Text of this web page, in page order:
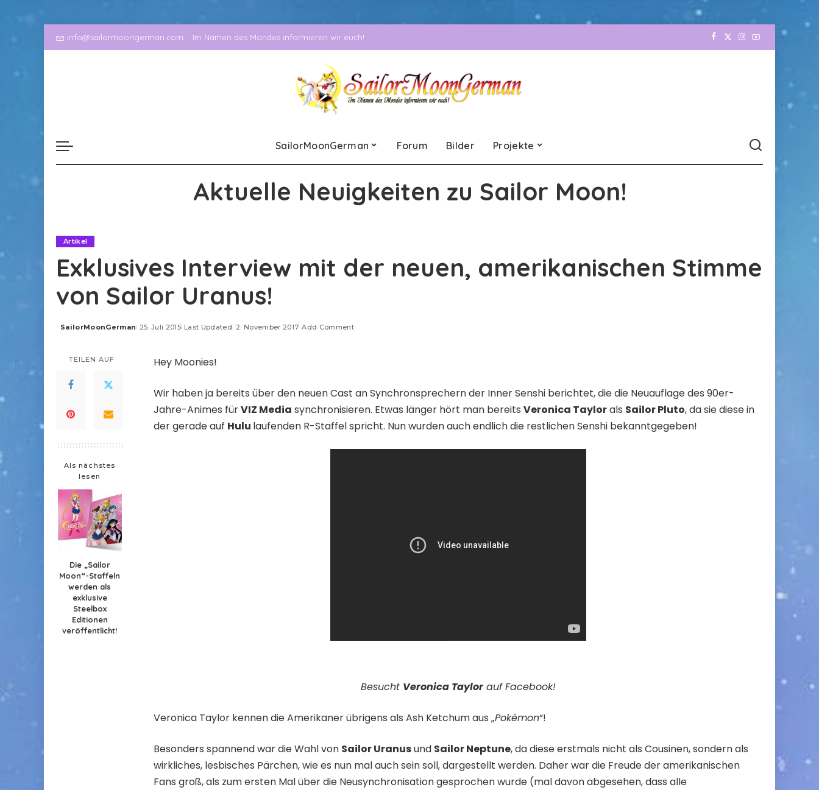
info@sailormoongerman.com Im Namen des Mondes informieren wir euch!
SailorMoonGerman Forum Bilder Projekte
Aktuelle Neuigkeiten zu Sailor Moon!
Artikel
Exklusives Interview mit der neuen, amerikanischen Stimme
von Sailor Uranus!
Posted
SailorMoonGerman 25. Juli 2015 Last Updated: 2. November 2017 Add Comment
TEILEN AUF
Als nächstes
lesen
Die „Sailor
Moon“-Staffeln
werden als
exklusive
Steelbox
Editionen
veröffentlicht!
Hey Moonies!
Wir haben ja bereits über den neuen Cast anSynchronsprechern der Inner Senshi berichtet, die die Neuauflage des 90er-
Jahre-Animes fürVIZ Media synchronisieren. Etwas länger hört man bereits Veronica Taylorals Sailor Pluto, da sie diese in
der gerade auf Hulu laufenden R-Staffel spricht. Nun wurden auch endlich die restlichen Senshi bekanntgegeben!
Besucht Veronica TayloraufFacebook!
Veronica Taylor kennen die Amerikaner übrigens als Ash Ketchum aus „Pokémon“!
Besonders spannend war die Wahl von Sailor Uranusund Sailor Neptune, da diese erstmals nicht als Cousinen, sondern als
wirkliches, lesbisches Pärchen, wie es nun mal auch sein soll, dargestellt werden. Daher war die Freude der amerikanischen
Fans groß, als zum ersten Mal über die Neusynchronisation gesprochen wurde (mal davon abgesehen, dass alle